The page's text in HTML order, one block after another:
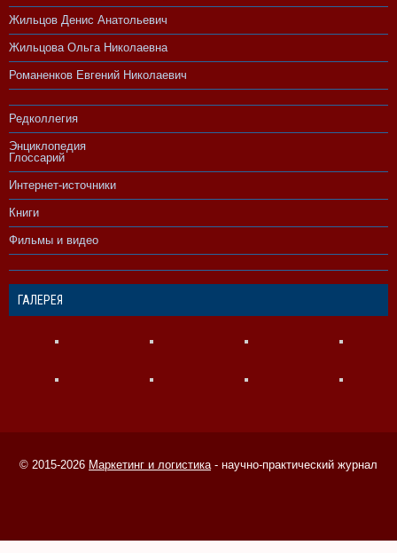
Жильцов Денис Анатольевич
Жильцова Ольга Николаевна
Романенков Евгений Николаевич
Редколлегия
Энциклопедия
Глоссарий
Интернет-источники
Книги
Фильмы и видео
ГАЛЕРЕЯ
© 2015-2026 Маркетинг и логистика- научно-практический журнал